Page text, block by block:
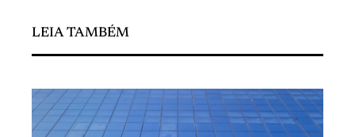
LEIA TAMBÉM